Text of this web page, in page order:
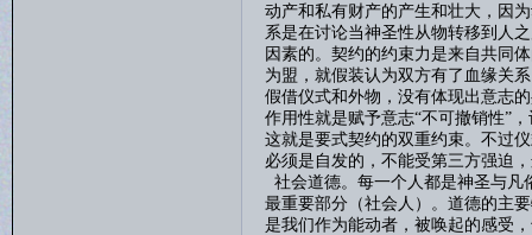
动产和私有财产的产生和壮大，因
系是在讨论当神圣性从物转移到人
因素的。契约的约束力是来自共同
为盟，就假装认为双方有了血缘关
假借仪式和外物，没有体现出意志
作用性就是赋予意志“不可撤销性”
这就是要式契约的双重约束。不过
必须是自发的，不能受第三方强迫
社会道德。每一个人都是神圣与凡
最重要部分（社会人）。道德的主
是我们作为能动者，被唤起的感受